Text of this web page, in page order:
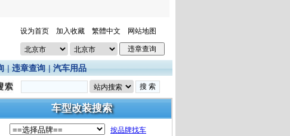
设为首页 加入收藏 繁體中文 网站地图
|违章查询 |汽车用品